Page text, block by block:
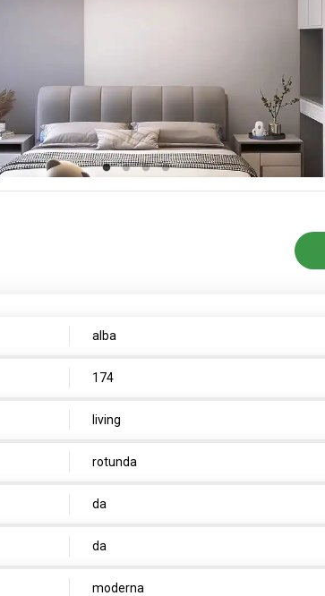
alba
174
living
rotunda
da
da
moderna